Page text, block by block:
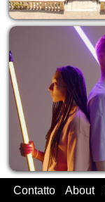
Contatto About